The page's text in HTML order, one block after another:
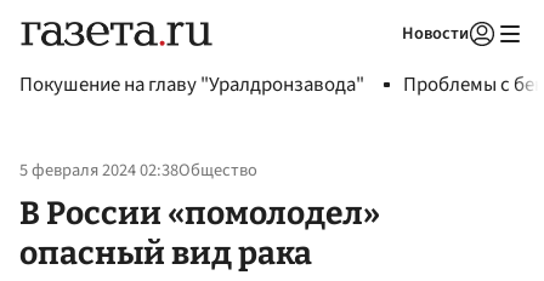
Новости
Покушение на главу "Уралдронзавода" Проблемы с
5 февраля 2024 02:38Общество
В России «помолодел»
опасный вид рака